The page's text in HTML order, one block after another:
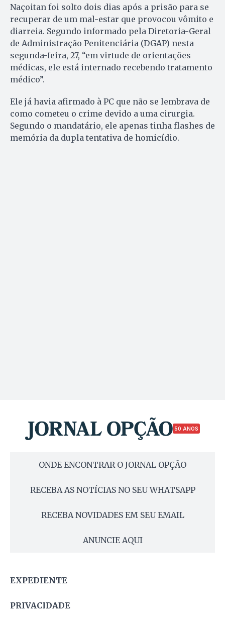
Naçoitan foi solto dois dias após a prisão para se
recuperar de um mal-estar que provocou vômito e
diarreia. Segundo informado pela Diretoria-Geral
de Administração Penitenciária (DGAP) nesta
segunda-feira, 27, “em virtude de orientações
médicas, ele está internado recebendo tratamento
médico”.
Ele já havia afirmado à PC que não se lembrava de
como cometeu o crime devido a uma cirurgia.
Segundo o mandatário, ele apenas tinha flashes de
memória da dupla tentativa de homicídio.
50 ANOS
ONDE ENCONTRAR O JORNAL OPÇÃO
RECEBA AS NOTÍCIAS NO SEU WHATSAPP
RECEBA NOVIDADES EM SEU EMAIL
ANUNCIE AQUI
EXPEDIENTE
PRIVACIDADE